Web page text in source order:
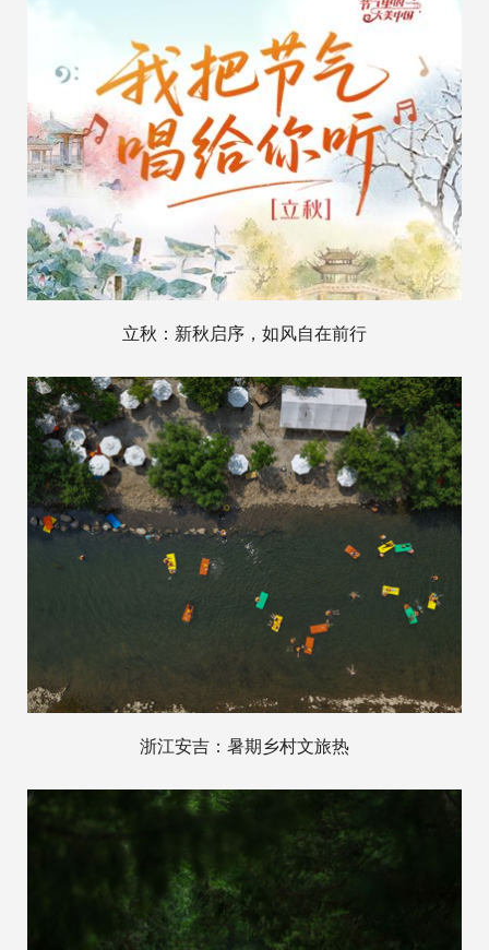
立秋：新秋启序，如风自在前行
浙江安吉：暑期乡村文旅热